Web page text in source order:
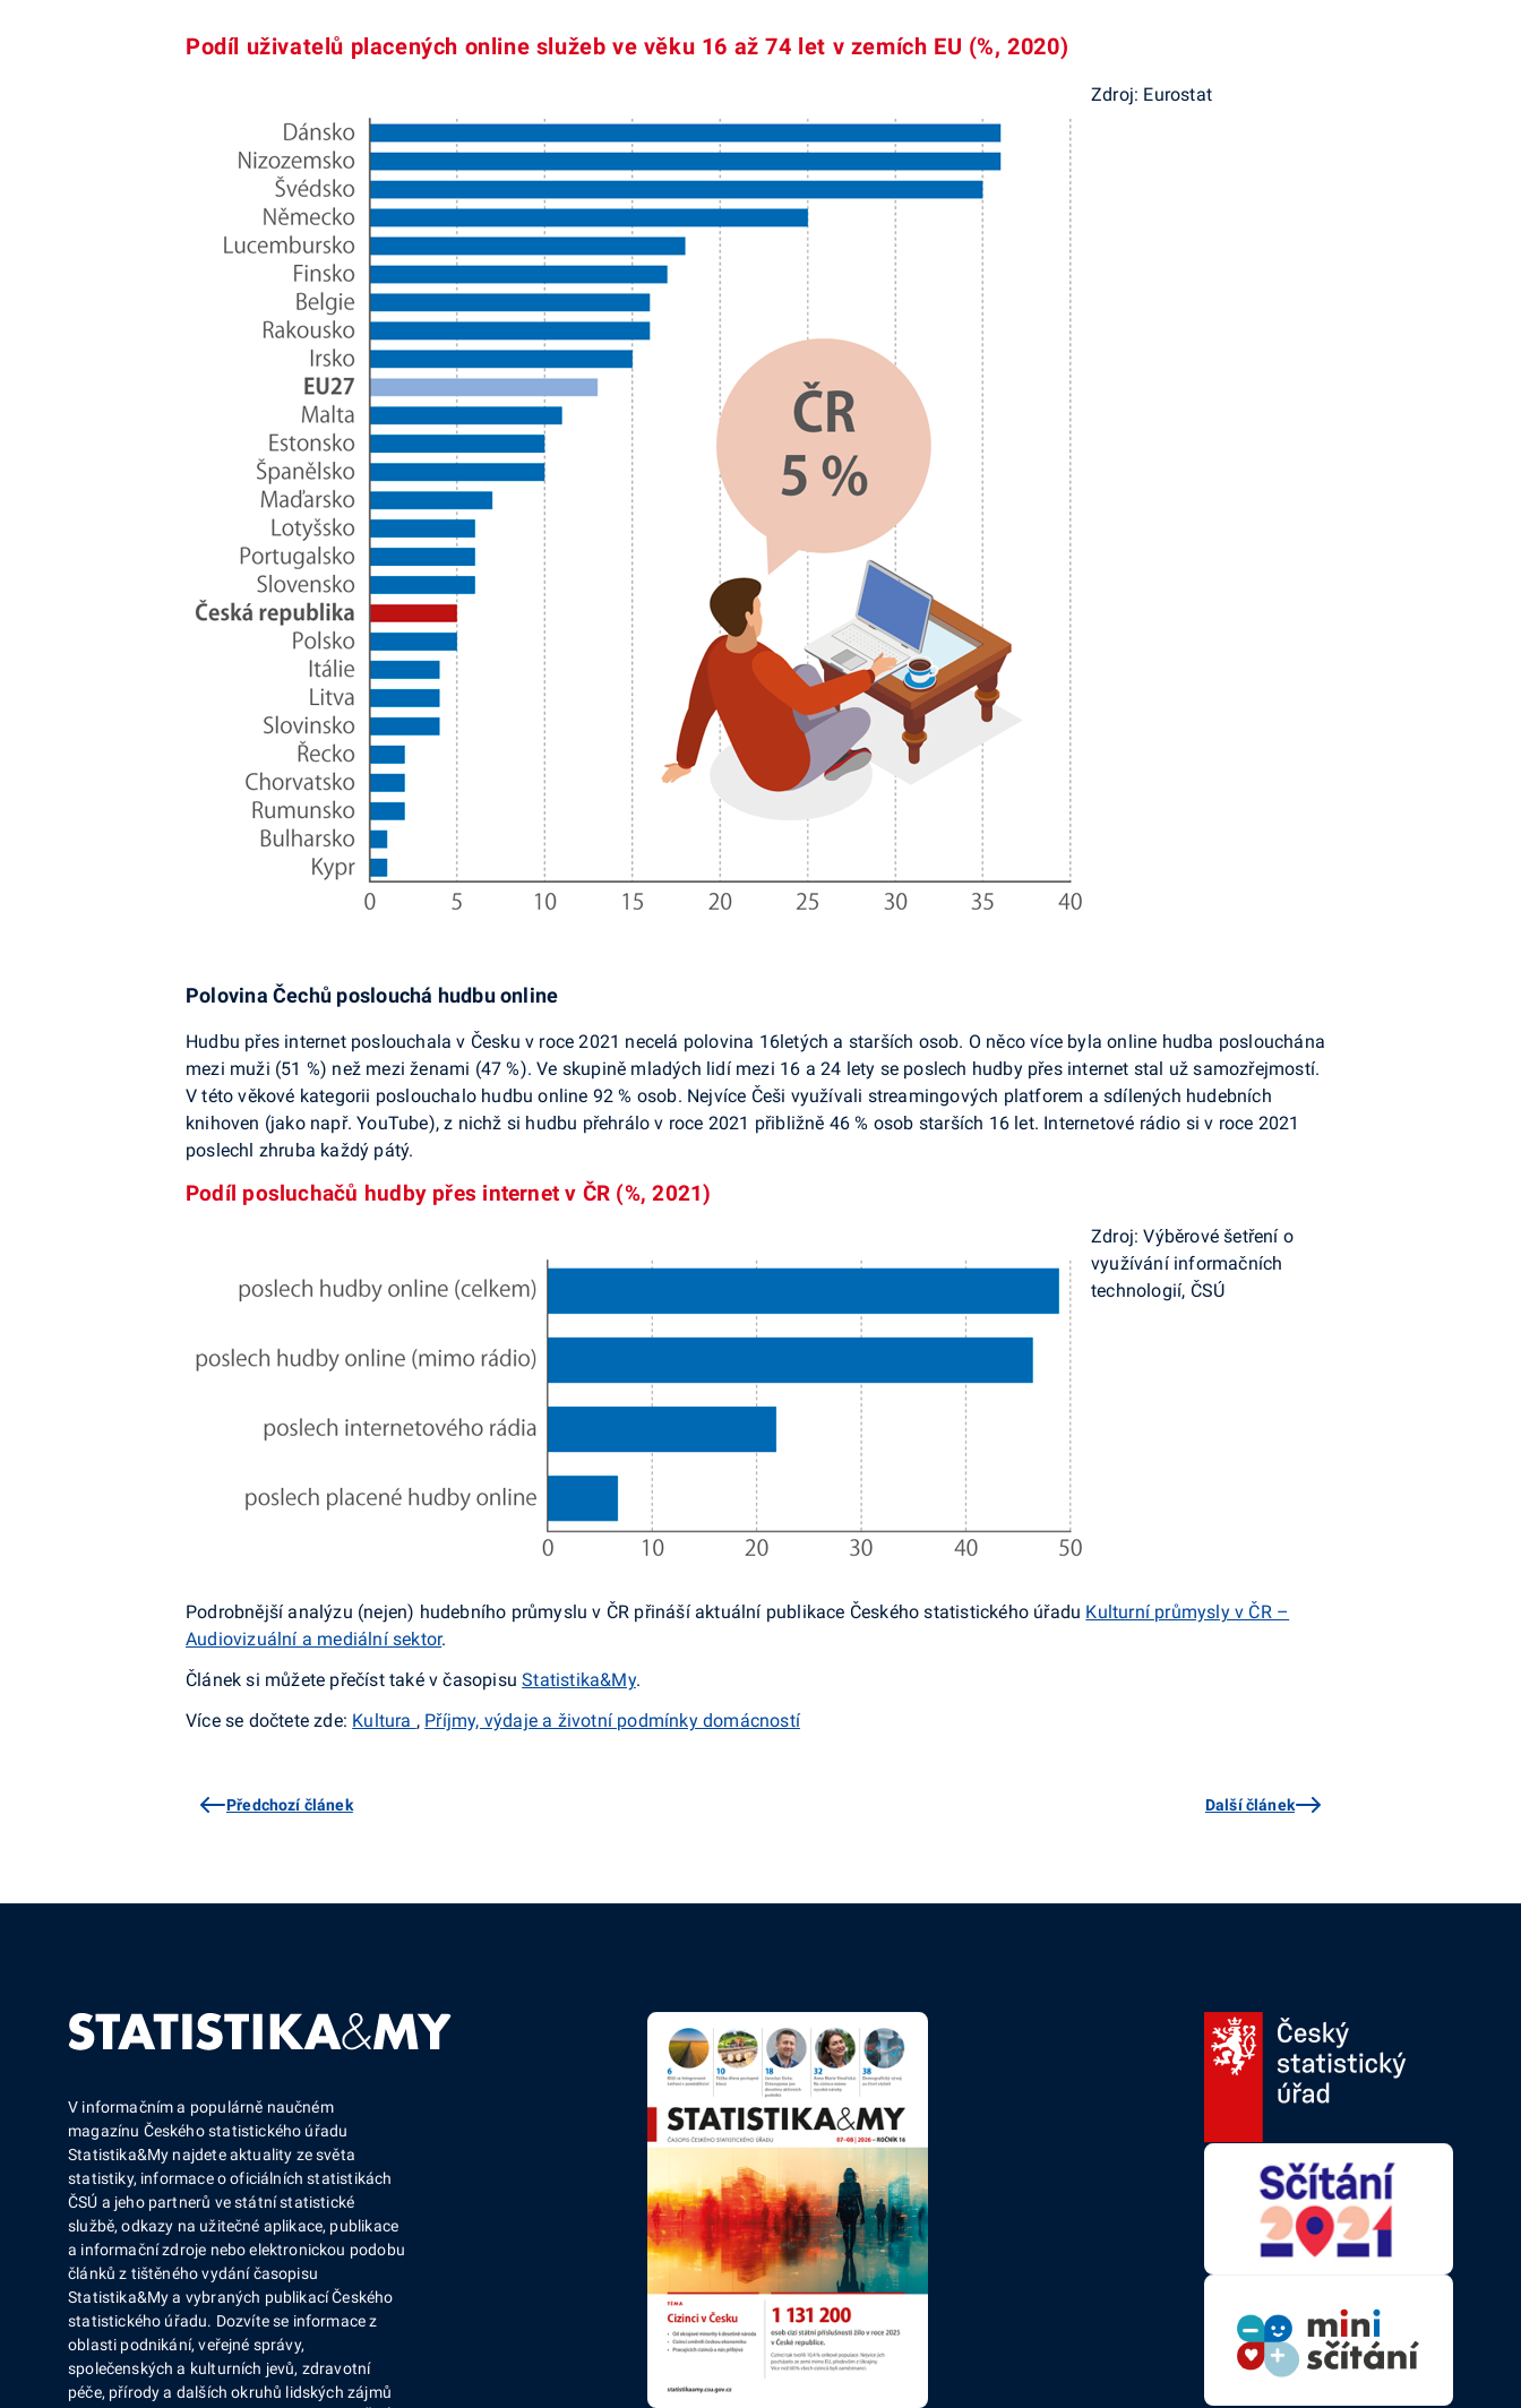
Podíl uživatelů placených online služeb ve věku 16 až 74 let v zemích EU (%, 2020)
Zdroj: Eurostat
Polovina Čechů poslouchá hudbu online
Hudbu přes internet poslouchala v Česku v roce 2021 necelá polovina 16letých a starších osob. O něco více byla online hudba poslouchána
mezi muži (51 %) než mezi ženami (47 %). Ve skupině mladých lidí mezi 16 a 24 lety se poslech hudby přes internet stal už samozřejmostí.
V této věkové kategorii poslouchalo hudbu online 92 % osob. Nejvíce Češi využívali streamingových platforem a sdílených hudebních
knihoven (jako např. YouTube), z nichž si hudbu přehrálo v roce 2021 přibližně 46 % osob starších 16 let. Internetové rádio si v roce 2021
poslechl zhruba každý pátý.
Podíl posluchačů hudby přes internet v ČR (%, 2021)
Zdroj: Výběrové šetření o
využívání informačních
technologií, ČSÚ
Podrobnější analýzu (nejen) hudebního průmyslu v ČR přináší aktuální publikace Českého statistického úřadu Kulturní průmysly v ČR –
Audiovizuální a mediální sektor.
Článek si můžete přečíst také v časopisuStatistika&My.
Více se dočtete zde: Kultura , Příjmy, výdaje a životní podmínky domácností
Předchozí článek Další článek
V informačním a populárně naučném
magazínu Českého statistického úřadu
Statistika&My najdete aktuality ze světa
statistiky, informace o oficiálních statistikách
ČSÚ a jeho partnerů ve státní statistické
službě, odkazy na užitečné aplikace, publikace
a informační zdroje nebo elektronickou podobu
článků z tištěného vydání časopisu
Statistika&My a vybraných publikací Českého
statistického úřadu. Dozvíte se informace z
oblasti podnikání, veřejné správy,
společenských a kulturních jevů, zdravotní
péče, přírody a dalších okruhů lidských zájmů